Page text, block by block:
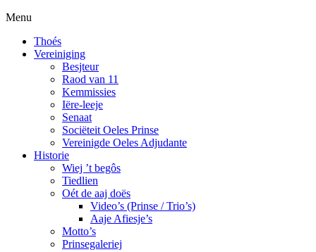
Menu
Thoés
Vereiniging
Besjteur
Raod van 11
Kemmissies
Iëre-leeje
Senaat
Sociëteit Oeles Prinse
Vereinigde Oeles Adjudante
Historie
Wiej ’t begôs
Tiedlien
Oét de aaj doës
Video’s (Prinse / Trio’s)
Aaje Afiesje’s
Motto’s
Prinsegaleriej